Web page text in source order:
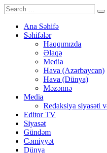
Ana Səhifə
Səhifələr
Haqqımızda
Əlaqə
Media
Hava (Azərbaycan)
Hava (Dünya)
Məzənnə
Media
Redaksiya siyasəti
Editor TV
Siyasət
Gündəm
Cəmiyyət
Dünya